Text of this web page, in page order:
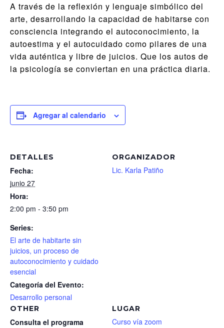
A través de la reflexión y lenguaje simbólico del
arte, desarrollando la capacidad de habitarse con
consciencia integrando el autoconocimiento, la
autoestima y el autocuidado como pilares de una
vida auténtica y libre de juicios. Que los autos de
la psicología se conviertan en una práctica diaria.
Agregar al calendario
DETALLES
Fecha:
junio 27
Hora:
2:00 pm - 3:50 pm
Series:
El arte de habitarte sin
juicios, un proceso de
autoconocimiento y cuidado
esencial
Categoría del Evento:
Desarrollo personal
LUGAR
Curso vía zoom
ORGANIZADOR
Lic. Karla Patiño
OTHER
Consulta el programa